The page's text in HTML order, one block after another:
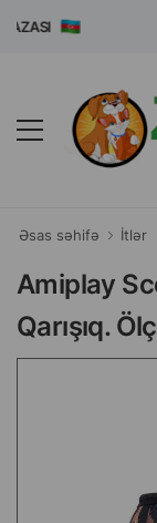
Əsas səhifə İtlər
Amiplay
Qarışıq.